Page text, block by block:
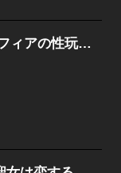
欲情遊戯 私は香港マフィアの性玩具（分冊版）